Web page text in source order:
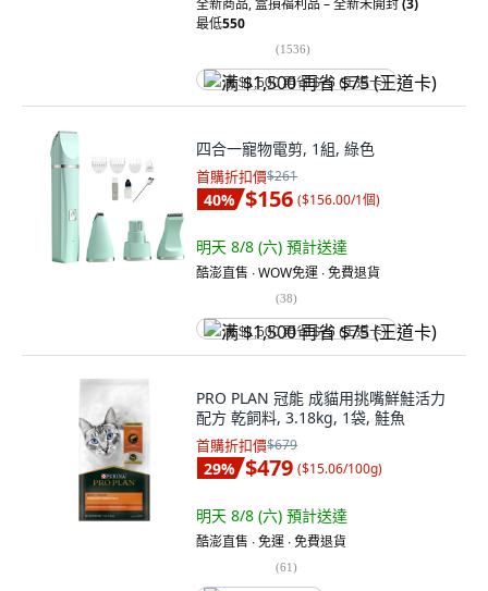
全新商品,盒損福利品 – 全新未開封(3)
最低550
(1536)
满 $1,500 再省 $75 (王道卡)
四合一寵物電剪, 1組, 綠色
首購折扣價$261
40% $156 ($156.00/1個)
明天 8/8 (六) 預計送達
酷澎直售 ∙ WOW免運 ∙ 免費退貨
(38)
满 $1,500 再省 $75 (王道卡)
PRO PLAN 冠能 成貓用挑嘴鮮鮭活力
配方 乾飼料, 3.18kg, 1袋, 鮭魚
首購折扣價$679
29% $479 ($15.06/100g)
明天 8/8 (六) 預計送達
酷澎直售 ∙ 免運 ∙ 免費退貨
(61)